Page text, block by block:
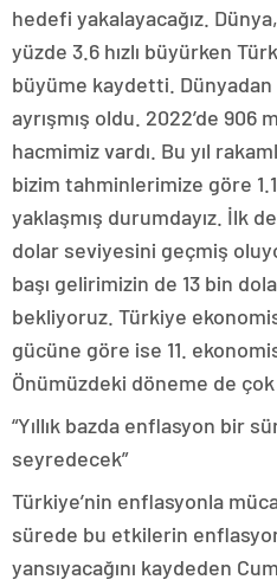
hedefi yakalayacağız.
yüzde 3.6 hızlı büyürken
büyüme kaydetti.
ayrışmış oldu. 2022’de 906
hacmimiz vardı. Bu yıl
bizim tahminlerimize göre
yaklaşmış durumdayız. İlk
dolar seviyesini geçmiş
başı gelirimizin de 13 bin
bekliyoruz. Türkiye
gücüne göre ise 11.
Önümüzdeki döneme de
“Yıllık bazda enflasyon bir
seyredecek”
Türkiye’nin enflasyonla
sürede bu etkilerin
yansıyacağını kaydeden